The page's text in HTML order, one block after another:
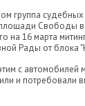
группа
Свободы
на 16 марта
Рады от блока
с автомобилей
и потребовали